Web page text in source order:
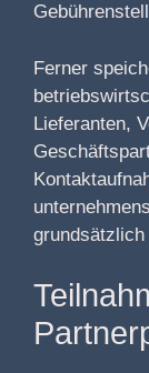
Ferner
Lieferanten,
grundsätzlich